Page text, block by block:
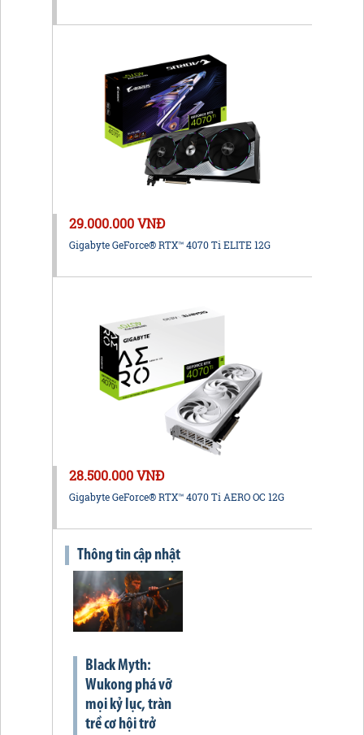
29.000.000 VNĐ
Gigabyte GeForce® RTX™ 4070 Ti ELITE 12G
28.500.000 VNĐ
Gigabyte GeForce® RTX™ 4070 Ti AERO OC 12G
Thông tin cập nhật
Black Myth:
Wukong phá vỡ
mọi kỷ lục, tràn
trề cơ hội trở